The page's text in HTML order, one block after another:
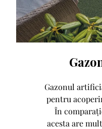
Gazonul
pentru
În
acesta are